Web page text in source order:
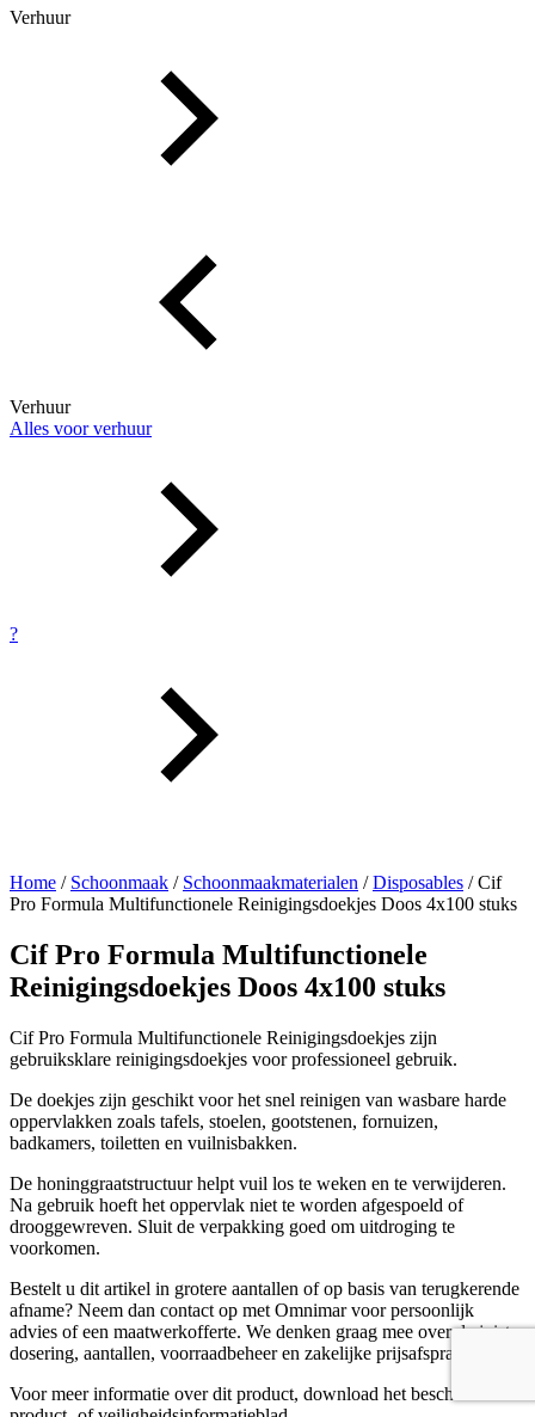
Verhuur
Verhuur
Alles voor verhuur
?
Home / Schoonmaak / Schoonmaakmaterialen /Disposables / Cif
Pro Formula Multifunctionele Reinigingsdoekjes Doos 4x100 stuks
Cif Pro Formula Multifunctionele
Reinigingsdoekjes Doos 4x100 stuks
Cif Pro Formula Multifunctionele Reinigingsdoekjes zijn
gebruiksklare reinigingsdoekjes voor professioneel gebruik.
De doekjes zijn geschikt voor het snel reinigen van wasbare harde
oppervlakken zoals tafels, stoelen, gootstenen, fornuizen,
badkamers, toiletten en vuilnisbakken.
De honinggraatstructuur helpt vuil los te weken en te verwijderen.
Na gebruik hoeft het oppervlak niet te worden afgespoeld of
drooggewreven. Sluit de verpakking goed om uitdroging te
voorkomen.
Bestelt u dit artikel in grotere aantallen of op basis van terugkerende
afname? Neem dan contact op met Omnimar voor persoonlijk
advies of een maatwerkofferte. We denken graag mee over de juiste
dosering, aantallen, voorraadbeheer en zakelijke prijsafspraken.
Voor meer informatie over dit product, download het beschikbare